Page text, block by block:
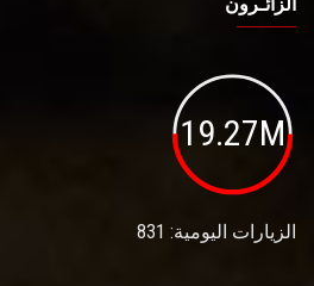
19.27M
الزيارات اليومية: 831